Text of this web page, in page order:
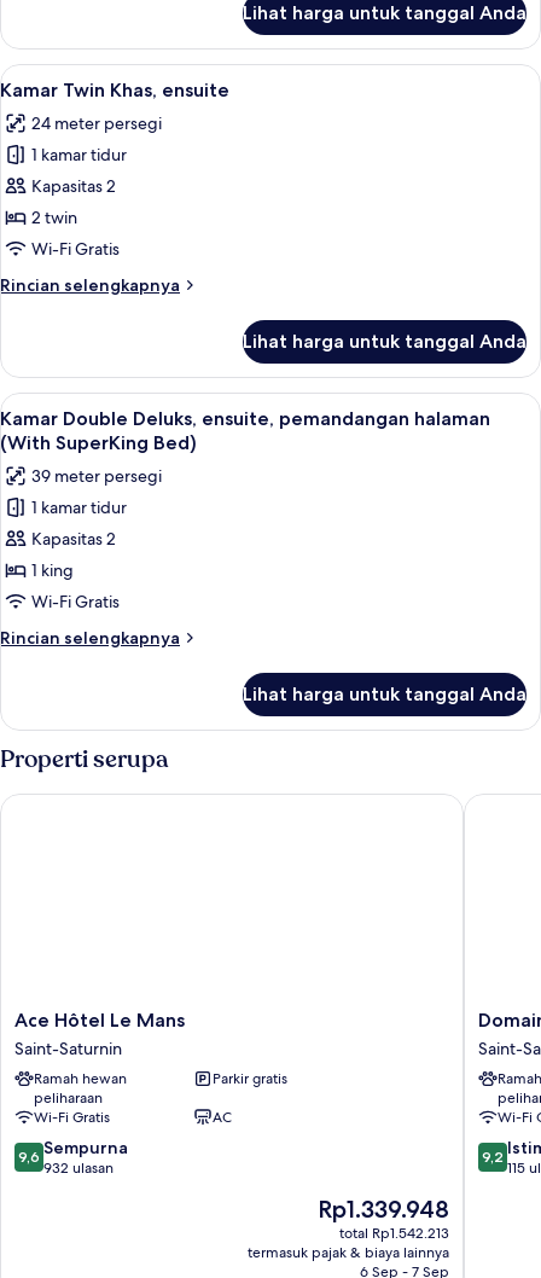
adults
2
children)
Suite
Superior,
ensuite,
halaman
(Max
adults
+
2
children)
Lihat harga untuk tanggal Anda
Lihat
semua
foto
untuk
Kamar
Twin
Khas,
Kamar Twin Khas, ensuite | Wi-Fi
6
Kamar Twin Khas, ensuite
24 meter persegi
1 kamar tidur
Kapasitas 2
2 twin
Wi-Fi Gratis
Rincian selengkapnya
Rincian
Kamar
Twin
Khas,
ensuite
Lihat harga untuk tanggal Anda
Lihat
semua
foto
untuk
Kamar
Double
Deluks,
ensuite,
pemandangan
halaman
SuperKing
Bed)
Kamar Double Deluks, ensuite,
6
Kamar Double Deluks, ensuite, pemandangan halaman
(With SuperKing Bed)
39 meter persegi
1 kamar tidur
Kapasitas 2
1 king
Wi-Fi Gratis
Rincian selengkapnya
Rincian
Kamar
Double
Deluks,
ensuite,
pemandangan
Lihat harga untuk tanggal Anda
Properti serupa
Ace
Hôtel
Le
Mans
Saint-
Saturnin
Ace Hôtel Le Mans
Saint-Saturnin
Ramah hewan
peliharaan
Parkir gratis
Wi-Fi Gratis
AC
9.6
dari
9,6 Sempurna
932 ulasan
Harga
sekarang
Rp1.339.948
Rp1.339.948
total Rp1.542.213
termasuk pajak & biaya lainnya
6 Sep - 7 Sep
Ace Hôtel Le Mans
de
-
Mans
Saint-
Saturnin
Saint-
Wi-Fi
9.2
dari
9,2
115